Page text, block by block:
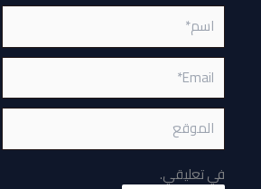
اسم*
Email*
الموقع
في تعليقي.